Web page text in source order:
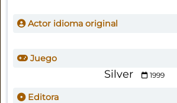
Actor idioma original
Juego
Silver 1999
Editora